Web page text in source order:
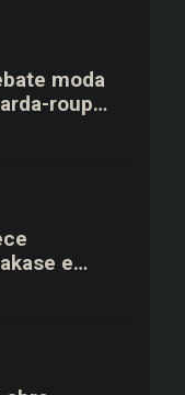
moda
roupa
e
para os